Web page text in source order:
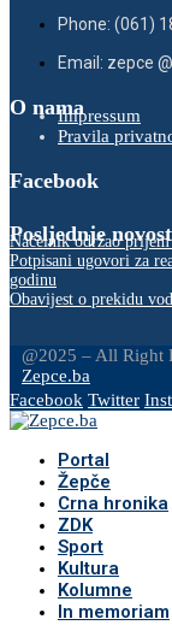
Phone: (061)
Email: zepce
O namaImpressum
Pravila
Facebook
Posljednje
Načelnik održao
Potpisani ugovori za
godinu
Obavijest o prekidu
@2025 – All Right
Zepce.ba
Facebook Twitter
Portal
Žepče
Crna hronika
ZDK
Sport
Kultura
Kolumne
In memoriam